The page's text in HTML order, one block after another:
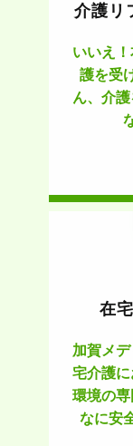
介護リ
いいえ
護を受
ん、介
在
加賀メ
宅介護
環境の
なに安